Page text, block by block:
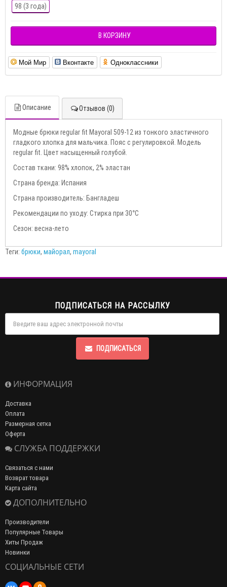
98 (3 года)
В КОРЗИНУ
Мой Мир Вконтакте Одноклассники
Описание Отзывов (0)
Модные брюки regular fit Mayoral 509-12 из тонкого эластичного
гладкого хлопка для мальчика. Пояс с регулировкой. Модель
regular fit. Цвет насыщенный голубой.
Состав ткани: 98% хлопок, 2% эластан
Страна бренда: Испания
Страна производитель: Бангладеш
Рекомендации по уходу: Стирка при 30°С
Сезон: весна-лето
Теги: брюки, майорал, mayoral
ПОДПИСАТЬСЯ НА РАССЫЛКУ
ПОДПИСАТЬСЯ
ИНФОРМАЦИЯ
Доставка
Оплата
Размерная сетка
Оферта
СЛУЖБА ПОДДЕРЖКИ
Связаться с нами
Возврат товара
Карта сайта
ДОПОЛНИТЕЛЬНО
Производители
Популярные Товары
Хиты Продаж
Новинки
СОЦИАЛЬНЫЕ СЕТИ